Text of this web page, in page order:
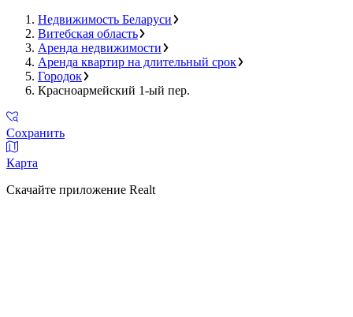
Недвижимость Беларуси
Витебская область
Аренда недвижимости
Аренда квартир на длительный срок
Городок
Красноармейский 1-ый пер.
Сохранить
Карта
Скачайте приложение Realt